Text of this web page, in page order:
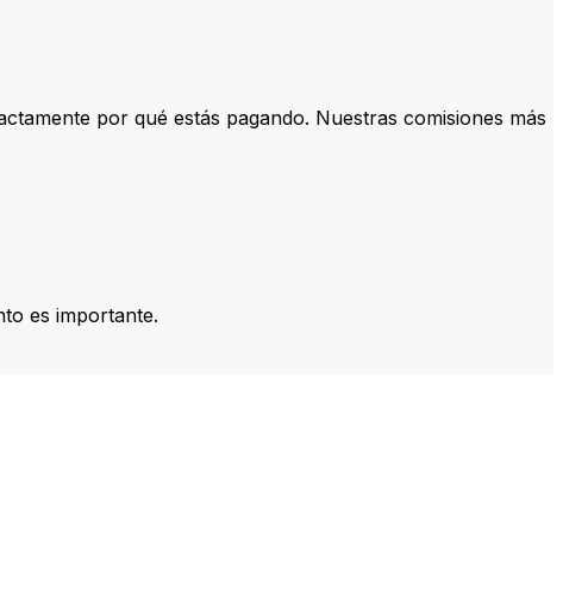
por qué estás pagando. Nuestras comisiones más
es importante.